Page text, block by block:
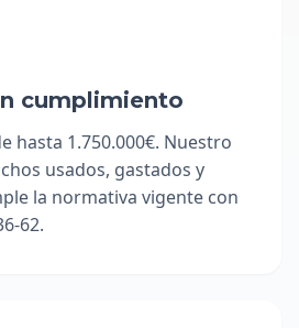
cumplimiento
hasta 1.750.000€. Nuestro
usados, gastados y
la normativa vigente con
62.